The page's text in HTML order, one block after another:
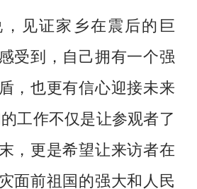
见证家乡在震后的巨
受到，自己拥有一个强
，也更有信心迎接未来
工作不仅是让参观者了
，更是希望让来访者在
面前祖国的强大和人民